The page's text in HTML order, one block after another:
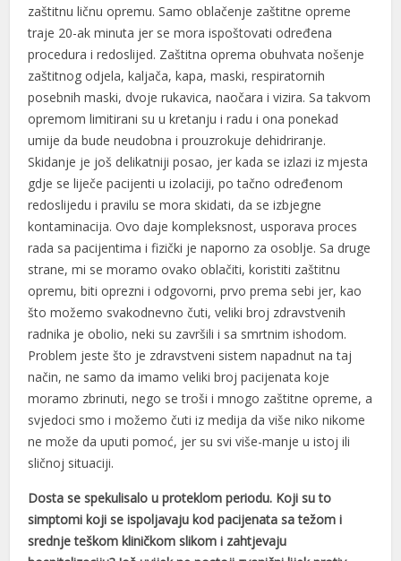
zaštitnu ličnu opremu. Samo oblačenje zaštitne opreme
traje 20-ak minuta jer se mora ispoštovati određena
procedura i redoslijed. Zaštitna oprema obuhvata nošenje
zaštitnog odjela, kaljača, kapa, maski, respiratornih
posebnih maski, dvoje rukavica, naočara i vizira. Sa takvom
opremom limitirani su u kretanju i radu i ona ponekad
umije da bude neudobna i prouzrokuje dehidriranje.
Skidanje je još delikatniji posao, jer kada se izlazi iz mjesta
gdje se liječe pacijenti u izolaciji, po tačno određenom
redoslijedu i pravilu se mora skidati, da se izbjegne
kontaminacija. Ovo daje kompleksnost, usporava proces
rada sa pacijentima i fizički je naporno za osoblje. Sa druge
strane, mi se moramo ovako oblačiti, koristiti zaštitnu
opremu, biti oprezni i odgovorni, prvo prema sebi jer, kao
što možemo svakodnevno čuti, veliki broj zdravstvenih
radnika je obolio, neki su završili i sa smrtnim ishodom.
Problem jeste što je zdravstveni sistem napadnut na taj
način, ne samo da imamo veliki broj pacijenata koje
moramo zbrinuti, nego se troši i mnogo zaštitne opreme, a
svjedoci smo i možemo čuti iz medija da više niko nikome
ne može da uputi pomoć, jer su svi više-manje u istoj ili
sličnoj situaciji.
Dosta se spekulisalo u proteklom periodu. Koji su to
simptomi koji se ispoljavaju kod pacijenata sa težom i
srednje teškom kliničkom slikom i zahtjevaju